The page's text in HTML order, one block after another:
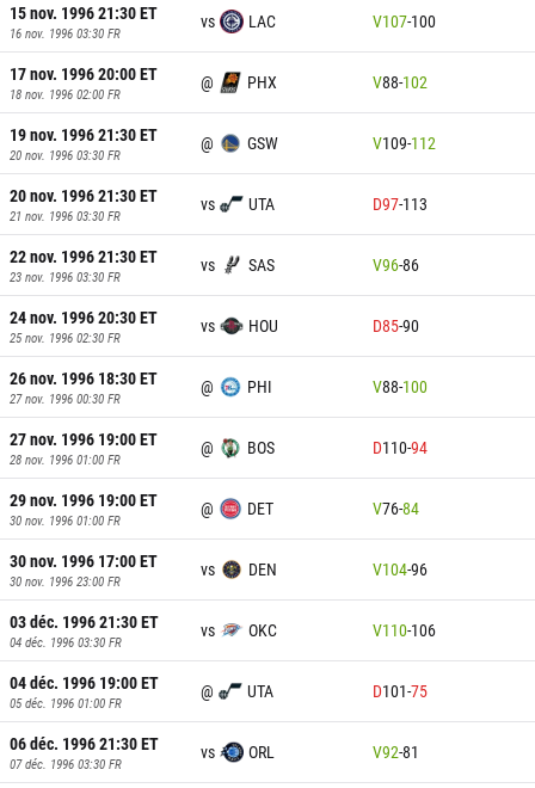
15 nov. 1996 21:30ET
16 nov. 1996 03:30 FR
vs LAC V107-100
17 nov. 1996 20:00ET
18 nov. 1996 02:00 FR
@ PHX V88-102
19 nov. 1996 21:30ET
20 nov. 1996 03:30 FR
@ GSW V109-112
20 nov. 1996 21:30ET
21 nov. 1996 03:30 FR
vs UTA D97-113
22 nov. 1996 21:30ET
23 nov. 1996 03:30 FR
vs SAS V96-86
24 nov. 1996 20:30ET
25 nov. 1996 02:30 FR
vs HOU D85-90
26 nov. 1996 18:30ET
27 nov. 1996 00:30 FR
@ PHI V88-100
27 nov. 1996 19:00ET
28 nov. 1996 01:00 FR
@ BOS D110-94
29 nov. 1996 19:00ET
30 nov. 1996 01:00 FR
@ DET V76-84
30 nov. 1996 17:00ET
30 nov. 1996 23:00 FR
vs DEN V104-96
03 déc. 1996 21:30ET
04 déc. 1996 03:30 FR
vs OKC V110-106
04 déc. 1996 19:00ET
05 déc. 1996 01:00 FR
@ UTA D101-75
06 déc. 1996 21:30ET
07 déc. 1996 03:30 FR
vs ORL V92-81